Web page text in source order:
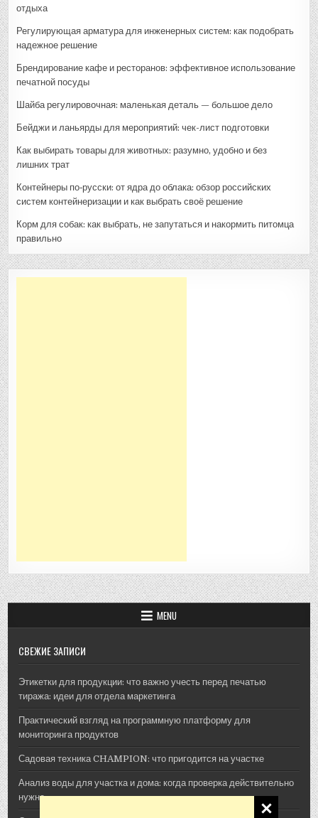
отдыха
Регулирующая арматура для инженерных систем: как подобрать
надежное решение
Брендирование кафе и ресторанов: эффективное использование
печатной посуды
Шайба регулировочная: маленькая деталь — большое дело
Бейджи и ланьярды для мероприятий: чек-лист подготовки
Как выбирать товары для животных: разумно, удобно и без
лишних трат
Контейнеры по‑русски: от ядра до облака: обзор российских
систем контейнеризации и как выбрать своё решение
Корм для собак: как выбрать, не запутаться и накормить питомца
правильно
MENU
СВЕЖИЕ ЗАПИСИ
Этикетки для продукции: что важно учесть перед печатью
тиража: идеи для отдела маркетинга
Практический взгляд на программную платформу для
мониторинга продуктов
Садовая техника CHAMPION: что пригодится на участке
Анализ воды для участка и дома: когда проверка действительно
нужна